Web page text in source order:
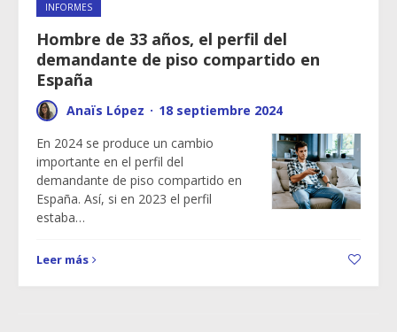
INFORMES
Hombre de 33 años, el perfil del
demandante de piso compartido en
España
Anaïs López · 18 septiembre 2024
En 2024 se produce un cambio
importante en el perfil del
demandante de piso compartido en
España. Así, si en 2023 el perfil
estaba…
Leer más